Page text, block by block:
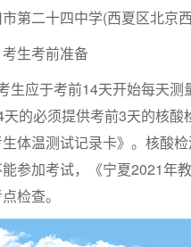
第二十四中学(西夏区北京
生考前准备
生应于考前14天开始每天
天的必须提供考前3天的核
体温测试记录卡》。核酸
参加考试，《宁夏2021年
检查。